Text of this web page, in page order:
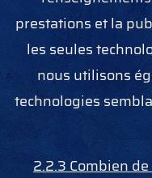
prestations et la
les seules
nous utilisons
technologies
2.2.3 Combien